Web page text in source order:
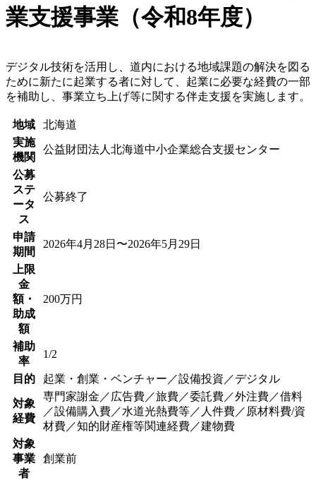
業支援事業（令和8年度）
デジタル技術を活用し、道内における地域課題の解決を図る
ために新たに起業する者に対して、起業に必要な経費の一部
を補助し、事業立ち上げ等に関する伴走支援を実施します。
地域
北海道
実施
機関
公益財団法人北海道中小企業総合支援センター
公募
ステ
ータ
ス
公募終了
申請
期間
2026年4月28日〜2026年5月29日
上限
金
額・
助成
額
200万円
補助
率
1/2
目的 起業・創業・ベンチャー／設備投資／デジタル
対象
経費
専門家謝金／広告費／旅費／委託費／外注費／借料
／設備購入費／水道光熱費等／人件費／原材料費/資
材費／知的財産権等関連経費／建物費
対象
事業
者
創業前